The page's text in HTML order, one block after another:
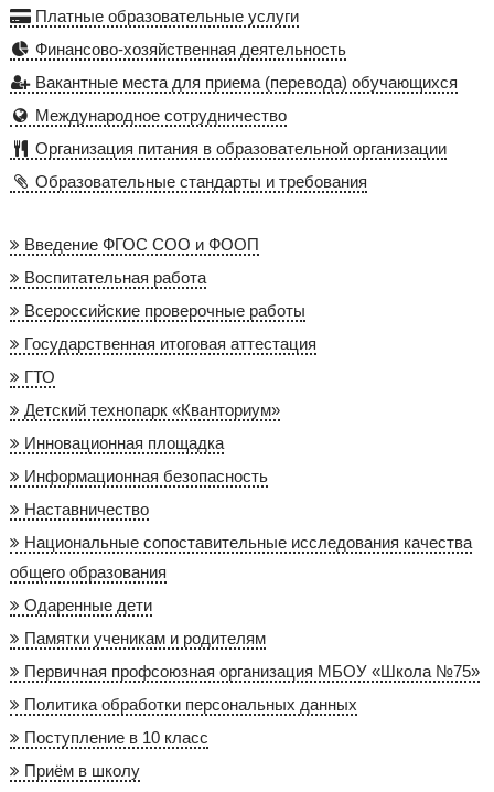
Платные образовательные услуги
Финансово-хозяйственная деятельность
Вакантные места для приема (перевода) обучающихся
Международное сотрудничество
Организация питания в образовательной организации
Образовательные стандарты и требования
Введение ФГОС СОО и ФООП
Воспитательная работа
Всероссийские проверочные работы
Государственная итоговая аттестация
ГТО
Детский технопарк «Кванториум»
Инновационная площадка
Информационная безопасность
Наставничество
Национальные сопоставительные исследования качества
общего образования
Одаренные дети
Памятки ученикам и родителям
Первичная профсоюзная организация МБОУ «Школа №75»
Политика обработки персональных данных
Поступление в 10 класс
Приём в школу